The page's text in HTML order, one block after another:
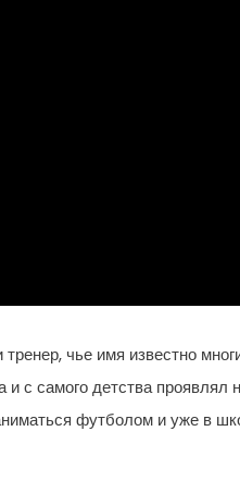
чье имя известно
и с самого детства
футболом и уже в